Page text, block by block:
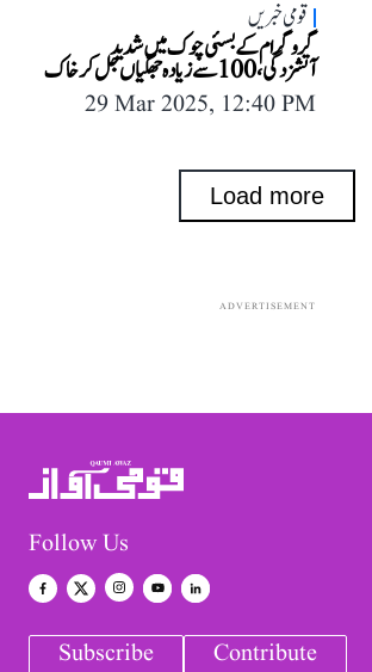
قومی خبریں
گروگرام کے بسئی چوک میں شدید
آتشزدگی، 100 سے زیادہ جھگیاں جل کر خاک
29 Mar 2025, 12:40 PM
Load more
ADVERTISEMENT
Follow Us
Subscribe Contribute